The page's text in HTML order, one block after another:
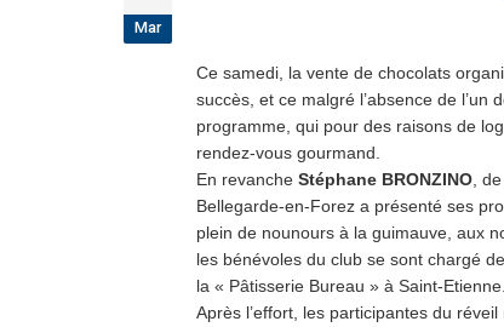
Mar
Ce samedi, la vente de chocolats
succès , et ce malgré l’absence de
programme, qui pour des raisons de
rendez-vous gourmand.
En revanche Stéphane BRONZINO ,
Bellegarde-en-Forez a présenté ses
plein de nounours à la guimauve, aux
les bénévoles du club se sont chargé
la « Pâtisserie Bureau » à Saint-Etienne.
Après l’effort, les participantes du